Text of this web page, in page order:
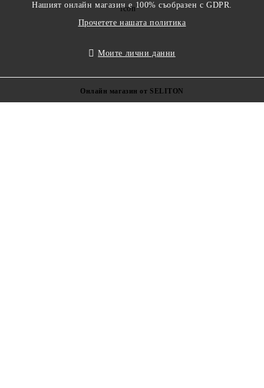
Нашият онлайн магазин е 100% съобразен с GDPR.
Прочетете нашата политика
Моите лични данни
Онлайн магазин от SELITON